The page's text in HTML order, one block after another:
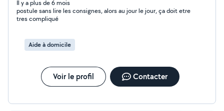
Il y a plus de 6 mois
postule sans lire les consignes, alors au jour le jour, ça doit etre
tres compliqué
Aide à domicile
Voir le profil Contacter